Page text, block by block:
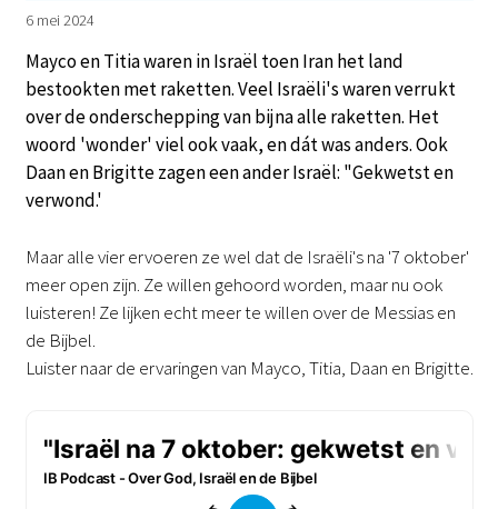
6 mei 2024
Mayco en Titia waren in Israël toen Iran het land
bestookten met raketten. Veel Israëli's waren verrukt
over de onderschepping van bijna alle raketten. Het
woord 'wonder' viel ook vaak, en dát was anders. Ook
Daan en Brigitte zagen een ander Israël: "Gekwetst en
verwond.'
Maar alle vier ervoeren ze wel dat de Israëli's na '7 oktober'
meer open zijn. Ze willen gehoord worden, maar nu ook
luisteren! Ze lijken echt meer te willen over de Messias en
de Bijbel.
Luister naar de ervaringen van Mayco, Titia, Daan en Brigitte.